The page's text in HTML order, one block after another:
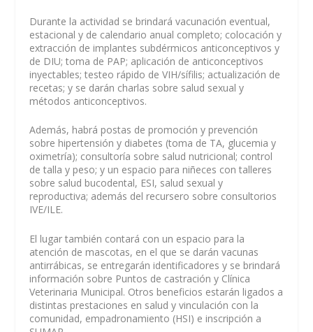
Durante la actividad se brindará vacunación eventual,
estacional y de calendario anual completo; colocación y
extracción de implantes subdérmicos anticonceptivos y
de DIU; toma de PAP; aplicación de anticonceptivos
inyectables; testeo rápido de VIH/sífilis; actualización de
recetas; y se darán charlas sobre salud sexual y
métodos anticonceptivos.
Además, habrá postas de promoción y prevención
sobre hipertensión y diabetes (toma de TA, glucemia y
oximetría); consultoría sobre salud nutricional; control
de talla y peso; y un espacio para niñeces con talleres
sobre salud bucodental, ESI, salud sexual y
reproductiva; además del recursero sobre consultorios
IVE/ILE.
El lugar también contará con un espacio para la
atención de mascotas, en el que se darán vacunas
antirrábicas, se entregarán identificadores y se brindará
información sobre Puntos de castración y Clínica
Veterinaria Municipal. Otros beneficios estarán ligados a
distintas prestaciones en salud y vinculación con la
comunidad, empadronamiento (HSI) e inscripción a